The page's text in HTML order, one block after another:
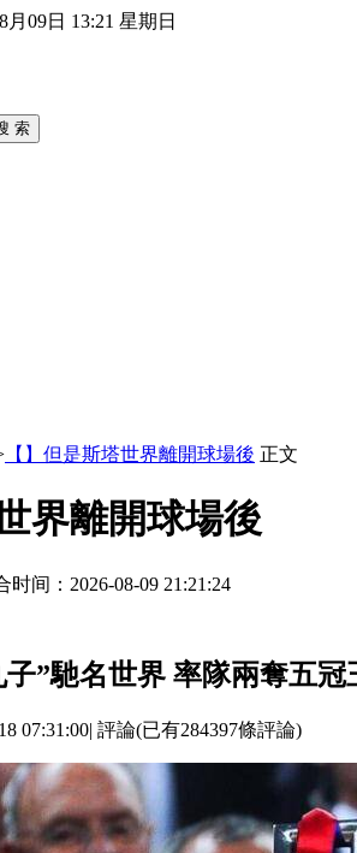
月09日 13:21 星期日
索
【】但是斯塔世界離開球場後 正文
界離開球場後
时间：2026-08-09 21:21:24
丸子”馳名世界 率隊兩奪五
07:31:00| 評論(已有284397條評論)